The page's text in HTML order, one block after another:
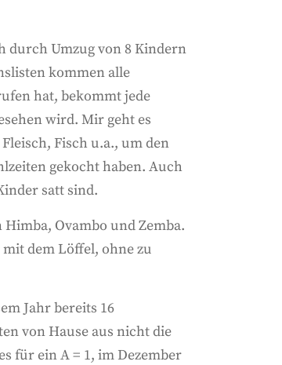
durch Umzug von 8 Kindern
kommen alle
hat, bekommt jede
wird. Mir geht es
Fisch u.a., um den
gekocht haben. Auch
satt sind.
Ovambo und Zemba.
dem Löffel, ohne zu
Jahr bereits 16
von Hause aus nicht die
für ein A = 1, im Dezember